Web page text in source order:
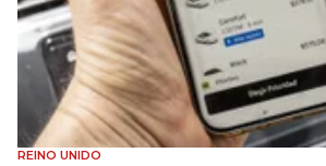
REINO UNIDO